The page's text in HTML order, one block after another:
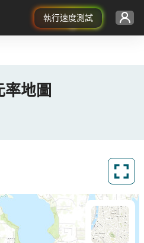
執行速度測試
地圖